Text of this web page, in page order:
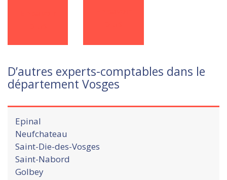
D’autres experts-comptables dans le
département Vosges
Epinal
Neufchateau
Saint-Die-des-Vosges
Saint-Nabord
Golbey